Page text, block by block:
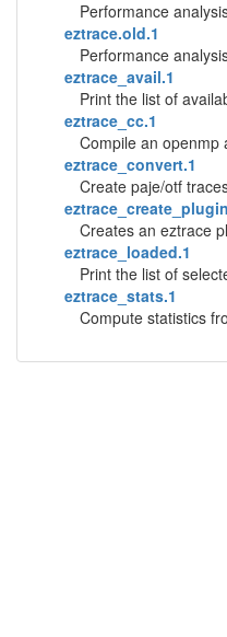
Performance
eztrace.old.1
Performance
eztrace_avail.1
Print the list of
eztrace_cc.1
Compile an openmp
eztrace_convert.1
Create paje/otf
Creates an eztrace
eztrace_loaded.1
Print the list of
eztrace_stats.1
Compute statistics